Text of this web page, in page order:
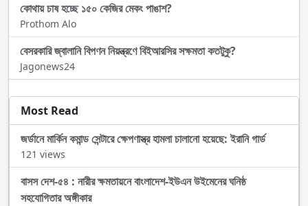
কোথায় চাষ হচ্ছে ১৫০ কেজির মেকং পাঙাশ?
Prothom Alo
বেসরকারি জ্বালানি বিপণন নিয়ন্ত্রণে বিইআরসির সক্ষমতা কতটুকু?
Jagonews24
Most Read
জর্ডানে মার্কিন কমান্ড সেন্টারে ক্ষেপণাস্ত্র হামলা চালানো হয়েছে: ইরানি গার্ড
121 views
বাসস দেশ-৫৪ : নারীর ক্ষমতায়নে বাংলাদেশ-ইউএন উইমেনের ঘনিষ্ঠ
সহযোগিতার অঙ্গীকার